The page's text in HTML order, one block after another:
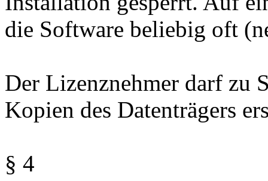
die Software beliebig oft
Der Lizenznehmer darf zu
Kopien des Datenträgers
§ 4